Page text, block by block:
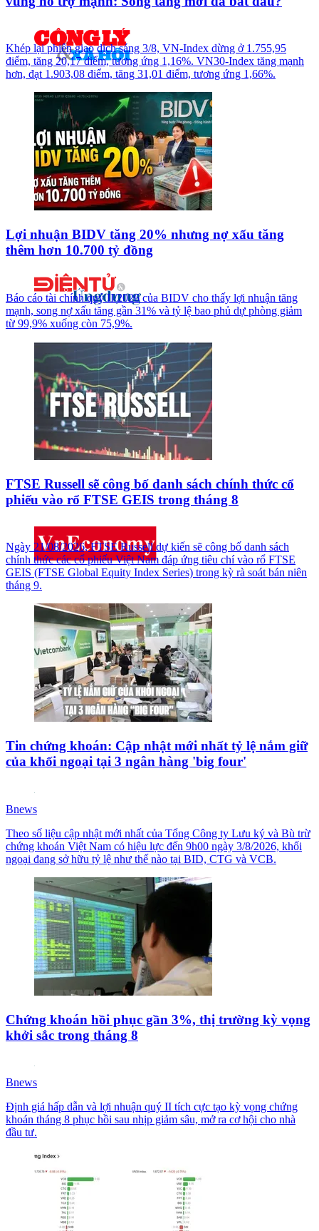
Khép lại phiên giao dịch sáng 3/8, VN-Index dừng ở 1.755,95
điểm, tăng 20,17 điểm, tương ứng 1,16%. VN30-Index tăng mạnh
hơn, đạt 1.903,08 điểm, tăng 31,01 điểm, tương ứng 1,66%.
Lợi nhuận BIDV tăng 20% nhưng nợ xấu tăng
thêm hơn 10.700 tỷ đồng
Báo cáo tài chính quý II/2026 của BIDV cho thấy lợi nhuận tăng
mạnh, song nợ xấu tăng gần 31% và tỷ lệ bao phủ dự phòng giảm
từ 99,9% xuống còn 75,9%.
FTSE Russell sẽ công bố danh sách chính thức cổ
phiếu vào rổ FTSE GEIS trong tháng 8
Ngày 21/08/2026, FTSE Russell dự kiến sẽ công bố danh sách
chính thức các cổ phiếu Việt Nam đáp ứng tiêu chí vào rổ FTSE
GEIS (FTSE Global Equity Index Series) trong kỳ rà soát bán niên
tháng 9.
Tin chứng khoán: Cập nhật mới nhất tỷ lệ nắm giữ
của khối ngoại tại 3 ngân hàng 'big four'
Bnews
Theo số liệu cập nhật mới nhất của Tổng Công ty Lưu ký và Bù trừ
chứng khoán Việt Nam có hiệu lực đến 9h00 ngày 3/8/2026, khối
ngoại đang sở hữu tỷ lệ như thế nào tại BID, CTG và VCB.
Chứng khoán hồi phục gần 3%, thị trường kỳ vọng
khởi sắc trong tháng 8
Bnews
Định giá hấp dẫn và lợi nhuận quý II tích cực tạo kỳ vọng chứng
khoán tháng 8 phục hồi sau nhịp giảm sâu, mở ra cơ hội cho nhà
đầu tư.